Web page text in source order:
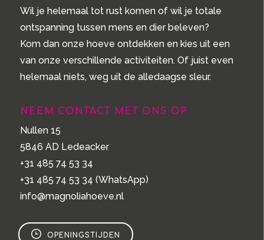
Wil je helemaal tot rust komen of wil je totale
ontspanning tussen mens en dier beleven?
Kom dan onze hoeve ontdekken en kies uit een
van onze verschillende activiteiten. Of juist even
helemaal niets, weg uit de alledaagse sleur.
NEEM CONTACT MET ONS OP
Nullen 15
5846 AD Ledeacker
+31 485 74 53 34
+31 485 74 53 34 (WhatsApp)
info@magnoliahoeve.nl
OPENINGSTIJDEN